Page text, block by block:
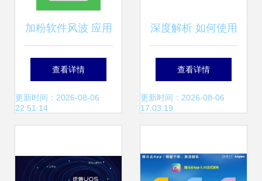
加粉软件风波 应用
软件服务的流量迷
思与道义长路
查看详情
更新时间：2026-08-06
22:51:14
深度解析 如何使用
Server110 PHP服
务器软件搭建应用
指南
查看详情
更新时间：2026-08-06
17:03:19